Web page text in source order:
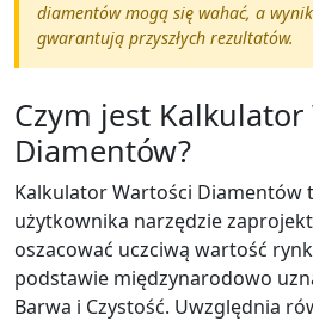
diamentów mogą się wahać, a
gwarantują przyszłych rezultatów.
Czym jest Kalkulator
Diamentów?
Kalkulator Wartości Diamentów
użytkownika narzędzie
oszacować uczciwą wartość
podstawie międzynarodowo
Barwa i Czystość. Uwzględnia